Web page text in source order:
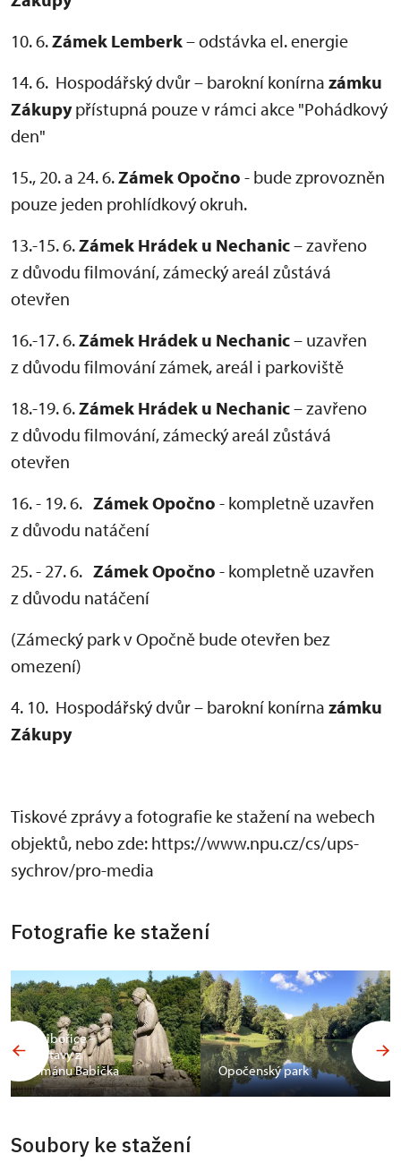
10. 6.Zámek Lemberk– odstávka el. energie
14. 6. Hospodářský dvůr – barokní konírna zámku
Zákupypřístupná pouze v rámci akce "Pohádkový
den"
15., 20. a 24. 6.Zámek Opočno - bude zprovozněn
pouze jeden prohlídkový okruh.
13.-15. 6.Zámek Hrádek u Nechanic– zavřeno
z důvodu filmování, zámecký areál zůstává
otevřen
16.-17. 6.Zámek Hrádek u Nechanic– uzavřen
z důvodu filmování zámek, areál i parkoviště
18.-19. 6.Zámek Hrádek u Nechanic– zavřeno
z důvodu filmování, zámecký areál zůstává
otevřen
16. - 19. 6. Zámek Opočno - kompletně uzavřen
z důvodu natáčení
25. - 27. 6. Zámek Opočno - kompletně uzavřen
z důvodu natáčení
(Zámecký park v Opočně bude otevřen bez
omezení)
4. 10. Hospodářský dvůr – barokní konírna zámku
Zákupy
Tiskové zprávy a fotografie ke stažení na webech
objektů, nebo zde: https://www.npu.cz/cs/ups-
sychrov/pro-media
Fotografie ke stažení
Ratibořice -
postavy z
románu Babička
Opočenský park
Soubory ke stažení